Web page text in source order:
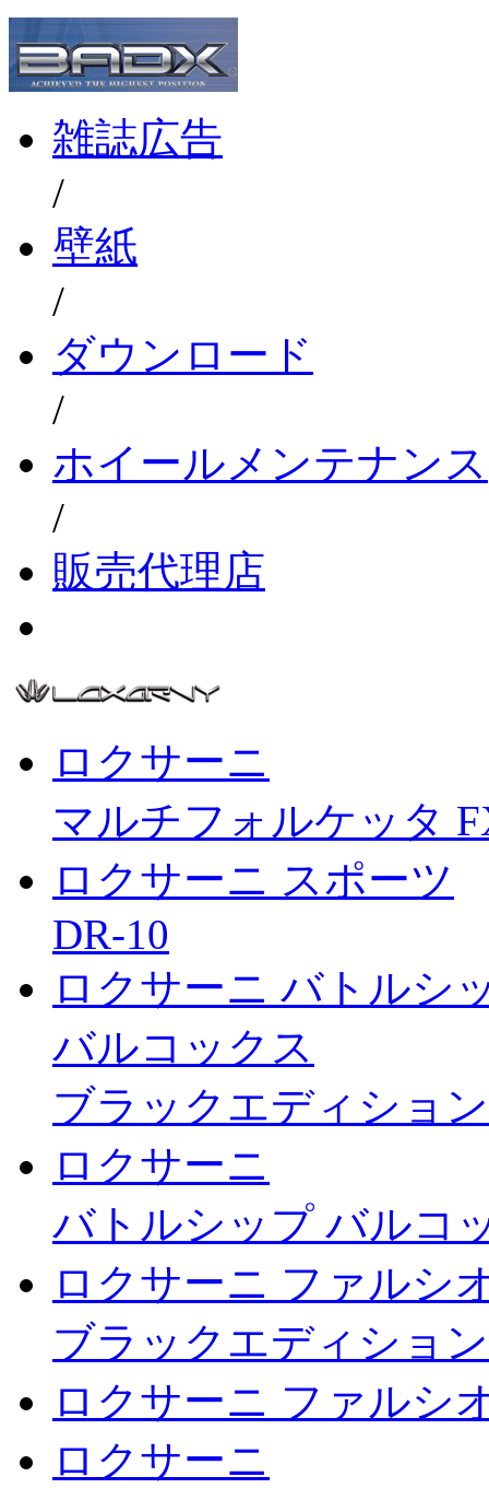
雑誌広告
/
壁紙
/
ダウンロード
/
ホイールメンテナンス
/
販売代理店
ロクサーニ
マルチフォルケッタ
ロクサーニ スポーツ
DR-10
ロクサーニ バトルシ
バルコックス
ブラックエディション
ロクサーニ
バトルシップ バルコ
ロクサーニ ファルシ
ブラックエディション
ロクサーニ ファルシ
ロクサーニ